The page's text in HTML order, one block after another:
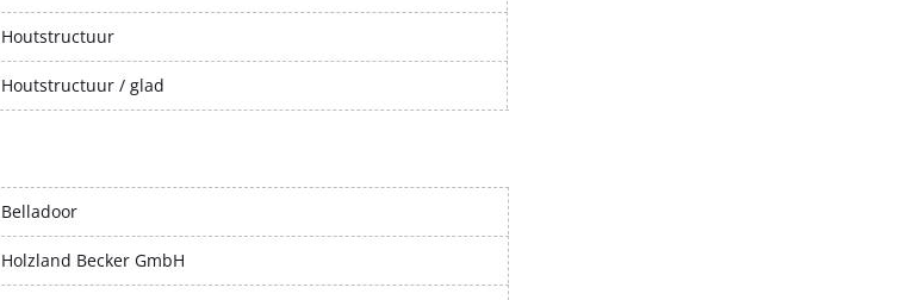
Houtstructuur
Houtstructuur / glad
Belladoor
Holzland Becker GmbH